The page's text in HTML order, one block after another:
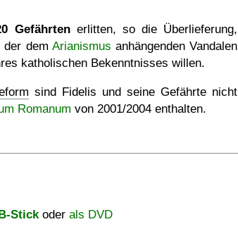
Gefährtenerlitten, so die Überlieferung,
der dem Arianismus anhängenden Vandalen
katholischen Bekenntnisses willen.
sind Fidelis und seine Gefährte nicht
Romanum von 2001/2004 enthalten.
Stickoder als DVD